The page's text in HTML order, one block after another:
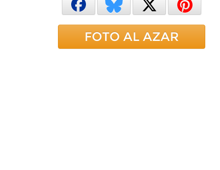
FOTO AL AZAR